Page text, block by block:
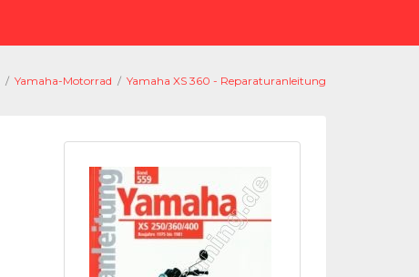
/ Yamaha-Motorrad / Yamaha XS 360 - Reparaturanleitung